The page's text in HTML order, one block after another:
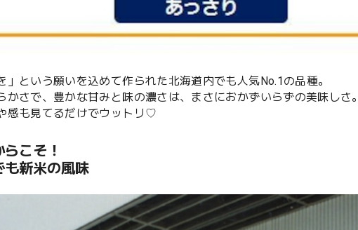
」という願いを込めて作られた北海道内でも人気No.1の品種。
かさで、豊かな甘みと味の濃さは、まさにおかずいらずの美味しさ。
感も見てるだけでウットリ♡
こそ！
も新米の風味